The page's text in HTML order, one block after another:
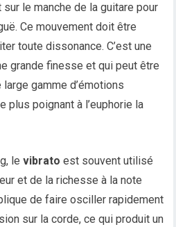
le manche de la guitare pour
Ce mouvement doit être
toute dissonance. C’est une
grande finesse et qui peut être
gamme d’émotions
plus poignant à l’euphorie la
levibrato est souvent utilisé
et de la richesse à la note
de faire osciller rapidement
sur la corde, ce qui produit un